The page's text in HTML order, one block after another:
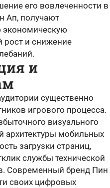
его вовлеченности в
Ап, получают
экономическую
рост и снижение
и
существенно
игрового процесса.
визуального
архитектуры мобильных
загрузки страниц,
службы технической
Современный бренд Пин
своих цифровых